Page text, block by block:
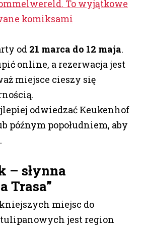
To wyjątkowe
komiksami
od 21 marca do 12 maja.
online, a rezerwacja jest
miejsce cieszy się
odwiedzać Keukenhof
późnym popołudniem, aby
– słynna
Trasa”
miejsc do
jest region